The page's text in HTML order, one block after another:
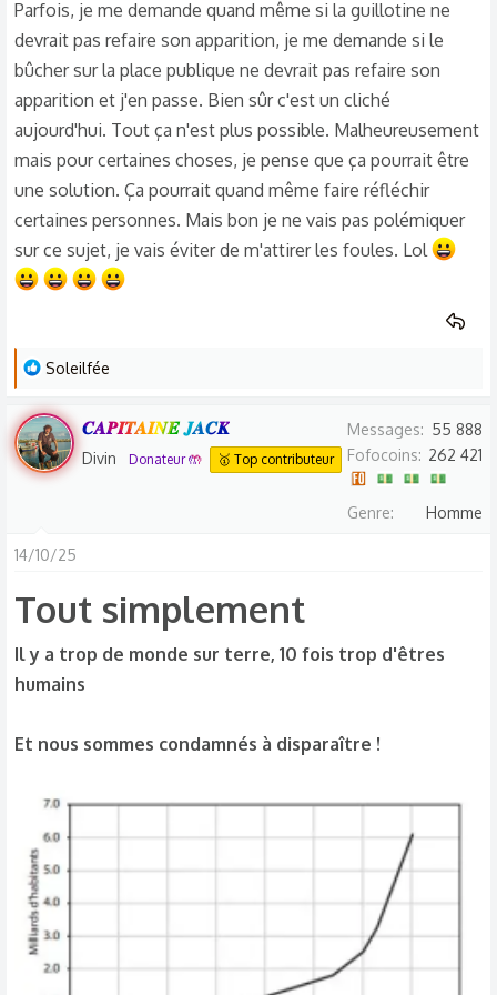
Parfois, je me demande quand même si la guillotine ne
devrait pas refaire son apparition, je me demande si le
bûcher sur la place publique ne devrait pas refaire son
apparition et j'en passe. Bien sûr c'est un cliché
aujourd'hui. Tout ça n'est plus possible. Malheureusement
mais pour certaines choses, je pense que ça pourrait être
une solution. Ça pourrait quand même faire réfléchir
certaines personnes. Mais bon je ne vais pas polémiquer
sur ce sujet, je vais éviter de m'attirer les foules. Lol
L
s
r
é
t
n
s
Soleilfée
𝑪𝑨𝑷𝑰𝑻𝑨𝑰𝑵𝑬 𝑱𝑨𝑪𝑲
Divin Donateur 🤲 🥇 Top contributeur
Messages
55 888
Fofocoins
262 421
Genre Homme
14/10/25
Tout simplement
Il y a trop de monde sur terre, 10 fois trop d'êtres
humains
Et nous sommes condamnés à disparaître !